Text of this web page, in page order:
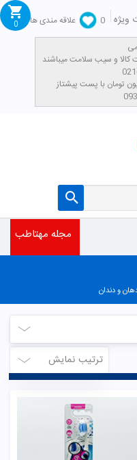
ویژه 0
علاقه مندی ها
0
مجله مهتاطب
و دندان
ترتیب نمایش